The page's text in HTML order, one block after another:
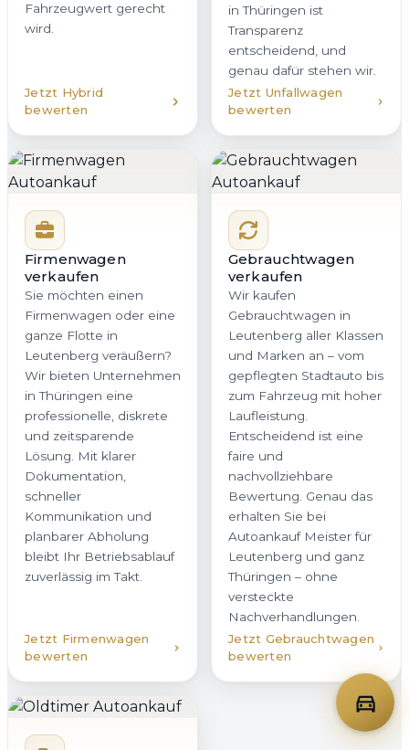
Fahrzeugwert gerecht
wird.
Jetzt Hybrid
bewerten
in Thüringen ist
Transparenz
entscheidend, und
genau dafür stehen wir.
Jetzt Unfallwagen
bewerten
Firmenwagen
verkaufen
Sie möchten einen
Firmenwagen oder eine
ganze Flotte in
Leutenberg veräußern?
Wir bieten Unternehmen
in Thüringen eine
professionelle, diskrete
und zeitsparende
Lösung. Mit klarer
Dokumentation,
schneller
Kommunikation und
planbarer Abholung
bleibt Ihr Betriebsablauf
zuverlässig im Takt.
Jetzt Firmenwagen
bewerten
Gebrauchtwagen
verkaufen
Wir kaufen
Gebrauchtwagen in
Leutenberg aller Klassen
und Marken an – vom
gepflegten Stadtauto bis
zum Fahrzeug mit hoher
Laufleistung.
Entscheidend ist eine
faire und
nachvollziehbare
Bewertung. Genau das
erhalten Sie bei
Autoankauf Meister für
Leutenberg und ganz
Thüringen – ohne
versteckte
Nachverhandlungen.
Jetzt Gebrauchtwagen
bewerten